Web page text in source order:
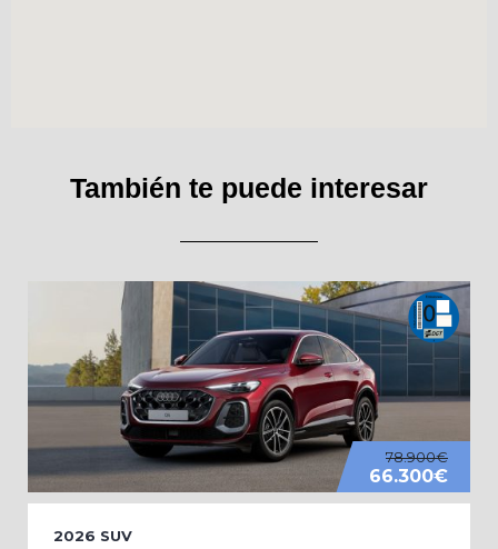
También te puede interesar
78.900€
66.300€
2026 SUV